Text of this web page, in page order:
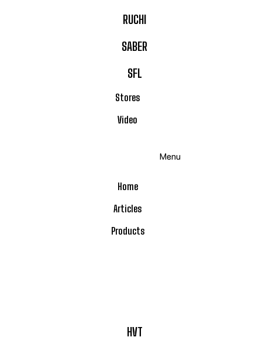
RUCHI
SABER
SFL
Stores
Video
Home
Articles
Products
HVT
Menu